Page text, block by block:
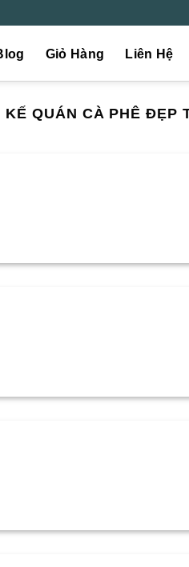
Giỏ Hàng Liên Hệ
KẾ QUÁN CÀ PHÊ ĐẸP